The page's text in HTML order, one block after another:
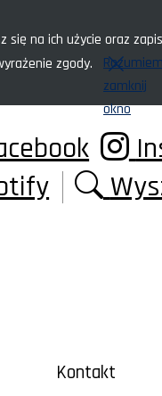
na ich użycie oraz
zgody.
zamknij
okno
Kontakt